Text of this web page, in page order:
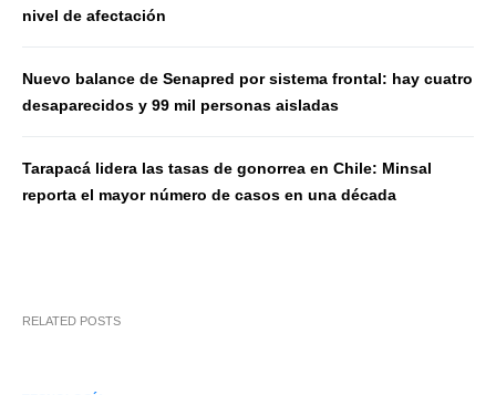
nivel de afectación
Nuevo balance de Senapred por sistema frontal: hay cuatro
desaparecidos y 99 mil personas aisladas
Tarapacá lidera las tasas de gonorrea en Chile: Minsal
reporta el mayor número de casos en una década
RELATED POSTS